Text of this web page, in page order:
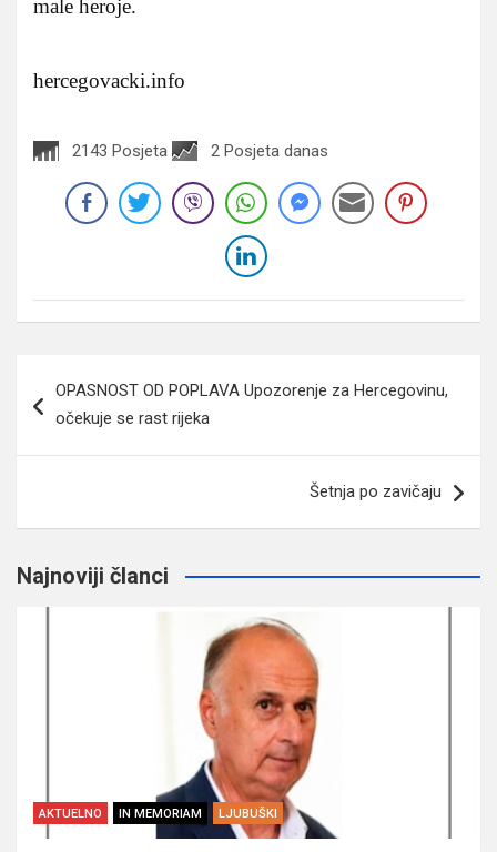
male heroje.
hercegovacki.info
2143 Posjeta 2 Posjeta danas
članaka
OPASNOST OD POPLAVA Upozorenje za Hercegovinu,
očekuje se rast rijeka
Šetnja po zavičaju
Najnoviji članci
AKTUELNO IN MEMORIAM LJUBUŠKI